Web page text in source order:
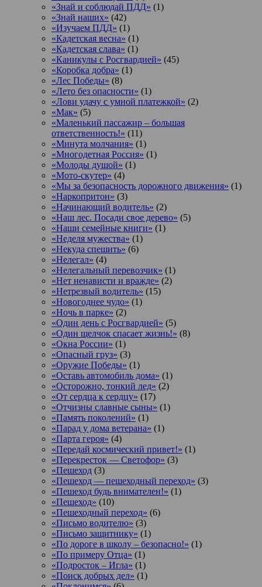
«Знай и соблюдай ПДД» (1)
«Знай наших» (42)
«Изучаем ПДД» (1)
«Кадетская весна» (1)
«Кадетская слава» (1)
«Каникулы с Росгвардией» (45)
«Коробка добра» (1)
«Лес Победы» (8)
«Лето без опасности» (1)
«Лови удачу с умной платежкой» (2)
«Мак» (5)
«Маленький пассажир – большая
ответственность!» (11)
«Минута молчания» (1)
«Многодетная Россия» (1)
«Молоды душой» (1)
«Мото-скутер» (4)
«Мы за безопасность дорожного движения» (1)
«Наркопритон» (3)
«Начинающий водитель» (2)
«Наш лес. Посади свое дерево» (5)
«Наши семейные книги» (1)
«Неделя мужества» (1)
«Некуда спешить» (6)
«Нелегал» (4)
«Нелегальный перевозчик» (1)
«Нет ненависти и вражде» (2)
«Нетрезвый водитель» (15)
«Новогоднее чудо» (1)
«Ночь в парке» (2)
«Один день с Росгвардией» (5)
«Один щелчок спасает жизнь!» (8)
«Окна России» (1)
«Опасный груз» (3)
«Оружие Победы» (1)
«Оставь автомобиль дома» (1)
«Осторожно, тонкий лед» (2)
«От сердца к сердцу» (17)
«Отчизны славные сыны» (1)
«Память поколений» (1)
«Парад у дома ветерана» (1)
«Парта героя» (4)
«Передай космический привет!» (1)
«Перекресток — Светофор» (3)
«Пешеход (3)
«Пешеход — пешеходный переход» (3)
«Пешеход будь внимателен!» (1)
«Пешеход» (10)
«Пешеходный переход» (6)
«Письмо водителю» (3)
«Письмо защитнику» (1)
«По дороге в школу – безопасно!» (1)
«По примеру Отца» (1)
«Подросток ‒ Игла» (1)
«Поиск добрых дел» (1)